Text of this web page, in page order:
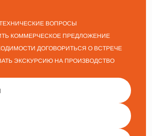
ВОПРОСЫ
КОММЕРЧЕСКОЕ ПРЕДЛОЖЕНИЕ
ДОГОВОРИТЬСЯ О ВСТРЕЧЕ
ЭКСКУРСИЮ НА ПРОИЗВОДСТВО